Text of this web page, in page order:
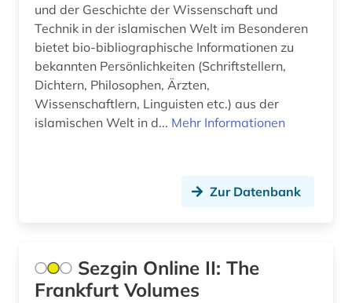
kassel (1)
kaste (1)
katalog (4)
kinder (1)
klassische studien (2)
und der Geschichte der Wissenschaft und
Technik in der islamischen Welt im Besonderen
bietet bio-bibliographische Informationen zu
bekannten Persönlichkeiten (Schriftstellern,
Dichtern, Philosophen, Ärzten,
Wissenschaftlern, Linguisten etc.) aus der
islamischen Welt in d... Mehr Informationen
Zur Datenbank
Sezgin Online II: The
Frankfurt Volumes